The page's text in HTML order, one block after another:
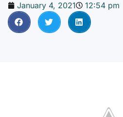
January 4, 2021 12:54 pm